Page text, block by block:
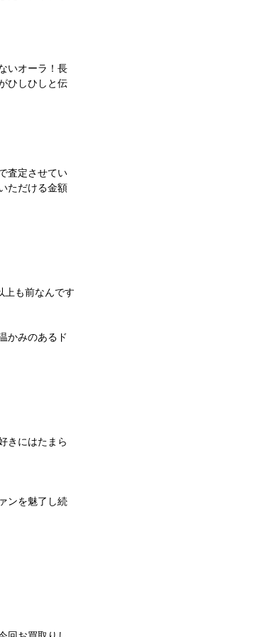
いオーラ！長
ひしひしと伝
査定させてい
ただける金額
上も前なんです
かみのあるド
きにはたまら
ンを魅了し続